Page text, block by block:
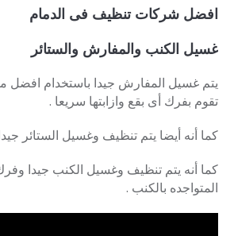
افضل شركات تنظيف فى الدمام
غسيل الكنب والمفارش والستائر
يتم غسيل المفارش جيدا باستخدام افضل
تقوم بفرك أى بقع وازابتها سريعا .
كما أنه أيضا يتم تنظيف وغسيل الستائر
كما أنه يتم تنظيف وغسيل الكنب جيدا
المتواجده بالكنب .